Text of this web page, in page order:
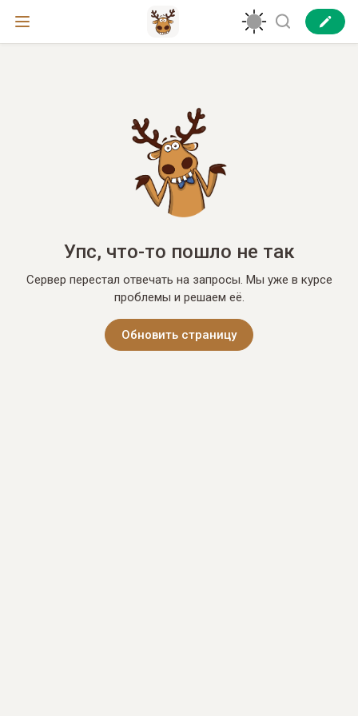
Упс, что-то пошло не так
Сервер перестал отвечать на запросы. Мы уже в курсе
проблемы и решаем её.
Обновить страницу